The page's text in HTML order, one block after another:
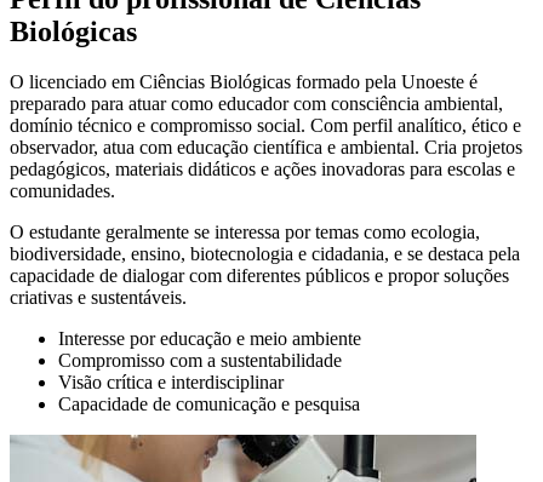
Biológicas
O licenciado em Ciências Biológicas formado pela Unoeste é
preparado para atuar como educador com consciência ambiental,
domínio técnico e compromisso social. Com perfil analítico, ético e
observador, atua com educação científica e ambiental. Cria projetos
pedagógicos, materiais didáticos e ações inovadoras para escolas e
comunidades.
O estudante geralmente se interessa por temas como ecologia,
biodiversidade, ensino, biotecnologia e cidadania, e se destaca pela
capacidade de dialogar com diferentes públicos e propor soluções
criativas e sustentáveis.
Interesse por educação e meio ambiente
Compromisso com a sustentabilidade
Visão crítica e interdisciplinar
Capacidade de comunicação e pesquisa